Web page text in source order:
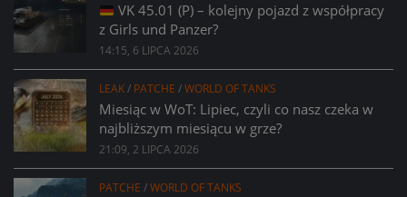
VK 45.01 (P) – kolejny pojazd z współpracy
z Girls und Panzer?
14:15, 6 LIPCA 2026
LEAK/ PATCHE /WORLD OF TANKS
Miesiąc w WoT: Lipiec, czyli co nasz czeka w
najbliższym miesiącu w grze?
21:09, 2 LIPCA 2026
PATCHE /WORLD OF TANKS